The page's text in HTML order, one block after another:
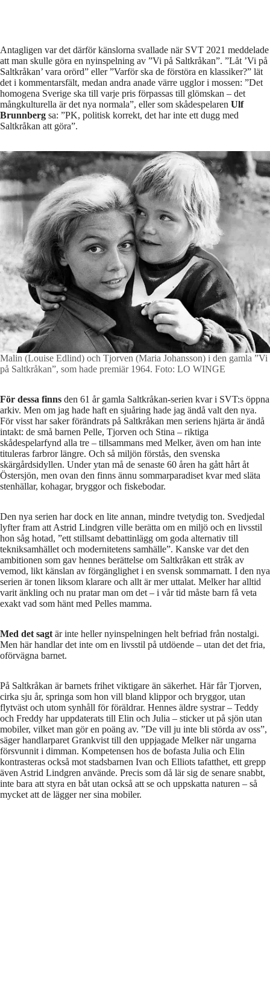
Antagligen var det därför känslorna svallade när SVT 2021 meddelade
att man skulle göra en nyinspelning av ”Vi på Saltkråkan”. ”Låt ’Vi på
Saltkråkan’ vara orörd” eller ”Varför ska de förstöra en klassiker?” lät
det i kommentarsfält, medan andra anade värre ugglor i mossen: ”Det
homogena Sverige ska till varje pris förpassas till glömskan – det
mångkulturella är det nya normala”, eller som skådespelaren Ulf
Brunnberg sa: ”PK, politisk korrekt, det har inte ett dugg med
Saltkråkan att göra”.
Malin (Louise Edlind) och Tjorven (Maria Johansson) i den gamla ”Vi
på Saltkråkan”, som hade premiär 1964. Foto: LO WINGE
För dessa finns den 61 år gamla Saltkråkan-serien kvar i SVT:s öppna
arkiv. Men om jag hade haft en sjuåring hade jag ändå valt den nya.
För visst har saker förändrats på Saltkråkan men seriens hjärta är ändå
intakt: de små barnen Pelle, Tjorven och Stina – riktiga
skådespelarfynd alla tre – tillsammans med Melker, även om han inte
tituleras farbror längre. Och så miljön förstås, den svenska
skärgårdsidyllen. Under ytan må de senaste 60 åren ha gått hårt åt
Östersjön, men ovan den finns ännu sommarparadiset kvar med släta
stenhällar, kohagar, bryggor och fiskebodar.
Den nya serien har dock en lite annan, mindre tvetydig ton. Svedjedal
lyfter fram att Astrid Lindgren ville berätta om en miljö och en livsstil
hon såg hotad, ”ett stillsamt debattinlägg om goda alternativ till
tekniksamhället och modernitetens samhälle”. Kanske var det den
ambitionen som gav hennes berättelse om Saltkråkan ett stråk av
vemod, likt känslan av förgänglighet i en svensk sommarnatt. I den nya
serien är tonen liksom klarare och allt är mer uttalat. Melker har alltid
varit änkling och nu pratar man om det – i vår tid måste barn få veta
exakt vad som hänt med Pelles mamma.
Med det sagt är inte heller nyinspelningen helt befriad från nostalgi.
Men här handlar det inte om en livsstil på utdöende – utan det det fria,
oförvägna barnet.
På Saltkråkan är barnets frihet viktigare än säkerhet. Här får Tjorven,
cirka sju år, springa som hon vill bland klippor och bryggor, utan
flytväst och utom synhåll för föräldrar. Hennes äldre systrar – Teddy
och Freddy har uppdaterats till Elin och Julia – sticker ut på sjön utan
mobiler, vilket man gör en poäng av. ”De vill ju inte bli störda av oss”,
säger handlarparet Grankvist till den uppjagade Melker när ungarna
försvunnit i dimman. Kompetensen hos de bofasta Julia och Elin
kontrasteras också mot stadsbarnen Ivan och Elliots tafatthet, ett grepp
även Astrid Lindgren använde. Precis som då lär sig de senare snabbt,
inte bara att styra en båt utan också att se och uppskatta naturen – så
mycket att de lägger ner sina mobiler.